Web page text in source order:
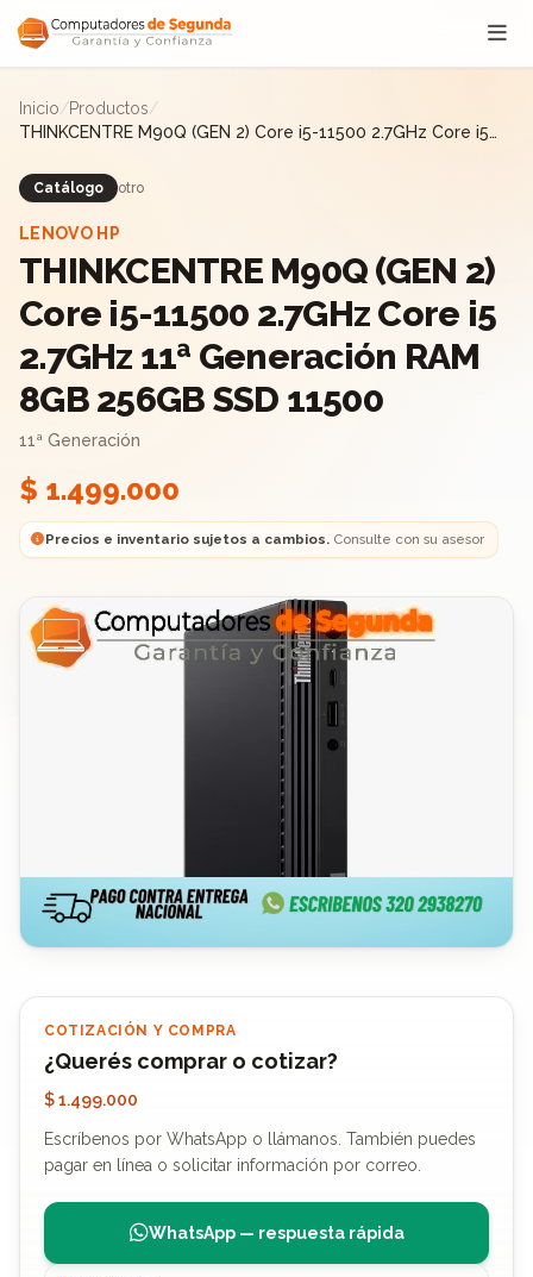
Saltar al contenido
Inicio/Productos/
THINKCENTRE M90Q (GEN 2) Core i5-11500 2.7GHz Core i5
Catálogo otro
LENOVO HP
THINKCENTRE M90Q (GEN 2)
Core i5-11500 2.7GHz Core i5
2.7GHz 11ª Generación RAM
8GB 256GB SSD 11500
11ª Generación
$ 1.499.000
Precios e inventario sujetos a cambios.Consulte con su asesor
COTIZACIÓN Y COMPRA
¿Querés comprar o cotizar?
$ 1.499.000
Escríbenos por WhatsApp o llámanos. También puedes
pagar en línea o solicitar información por correo.
WhatsApp — respuesta rápida